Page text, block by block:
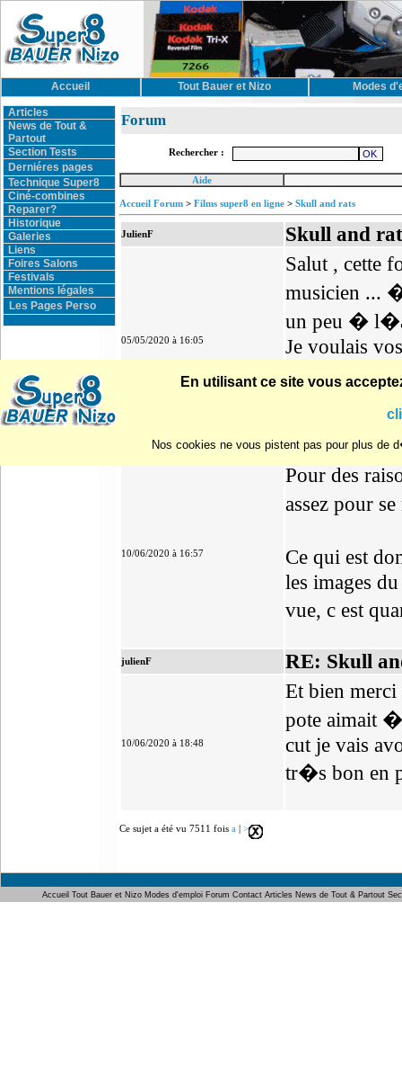
Accueil Tout Bauer et Nizo Modes
Articles
News de Tout &
Partout
Section Tests
Derniéres pages
Technique Super8
Ciné-combines
Reparer?
Historique
Galeries
Liens
Foires Salons
Festivals
Mentions légales
Les Pages Perso
Forum
Rechercher :
Aide
Accueil Forum > Films super8 en ligne > Skull and rats
JulienF Skull and
05/05/2020 à 16:05
Salut , cette
musicien ...
un peu �
Je voulais
https://
Jean-Michel RE: Skull
10/06/2020 à 16:57
Pour des
assez pour
Ce qui est
les images
vue, c est
julienF RE: Skull
10/06/2020 à 18:48
Et bien
pote aimait
cut je vais
tr�s bon en
Ce sujet a été vu 7511 fois a | >
Accueil Tout Bauer et Nizo Modes d'emploi Forum Contact Articles News de Tout & Partout
En utilisant ce site vous
Nos cookies ne vous pistent pas pour plus